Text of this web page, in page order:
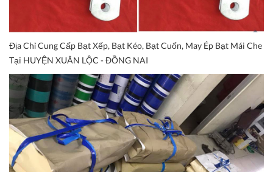
Địa Chỉ Cung Cấp Bạt Xếp, Bạt Kéo, Bạt Cuốn, May Ép Bạt Mái Che
Tại HUYỆN XUÂN LỘC - ĐỒNG NAI